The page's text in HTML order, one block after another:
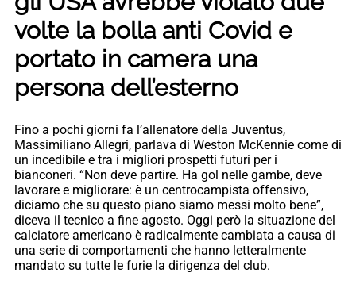
volte la bolla anti Covid e
portato in camera una
persona dell’esterno
Fino a pochi giorni fa l’allenatore della Juventus,
Massimiliano Allegri, parlava di Weston McKennie come di
un incedibile e tra i migliori prospetti futuri per i
bianconeri. “Non deve partire. Ha gol nelle gambe, deve
lavorare e migliorare: è un centrocampista offensivo,
diciamo che su questo piano siamo messi molto bene”,
diceva il tecnico a fine agosto. Oggi però la situazione del
calciatore americano è radicalmente cambiata a causa di
una serie di comportamenti che hanno letteralmente
mandato su tutte le furie la dirigenza del club.